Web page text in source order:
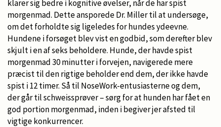
klarer sig bedre i kognitive øvelser, når de har spist
morgenmad. Dette ansporede Dr. Miller til at undersøge,
om det forholdte sig ligeledes for hundes ydeevne.
Hundene i forsøget blev vist en godbid, som derefter blev
skjult i en af seks beholdere. Hunde, der havde spist
morgenmad 30 minutter i forvejen, navigerede mere
præcist til den rigtige beholder end dem, der ikke havde
spist i 12 timer. Så til NoseWork-entusiasterne og dem,
der går til schweissprøver – sørg for at hunden har fået en
god portion morgenmad, inden i begiver jer afsted til
vigtige konkurrencer.